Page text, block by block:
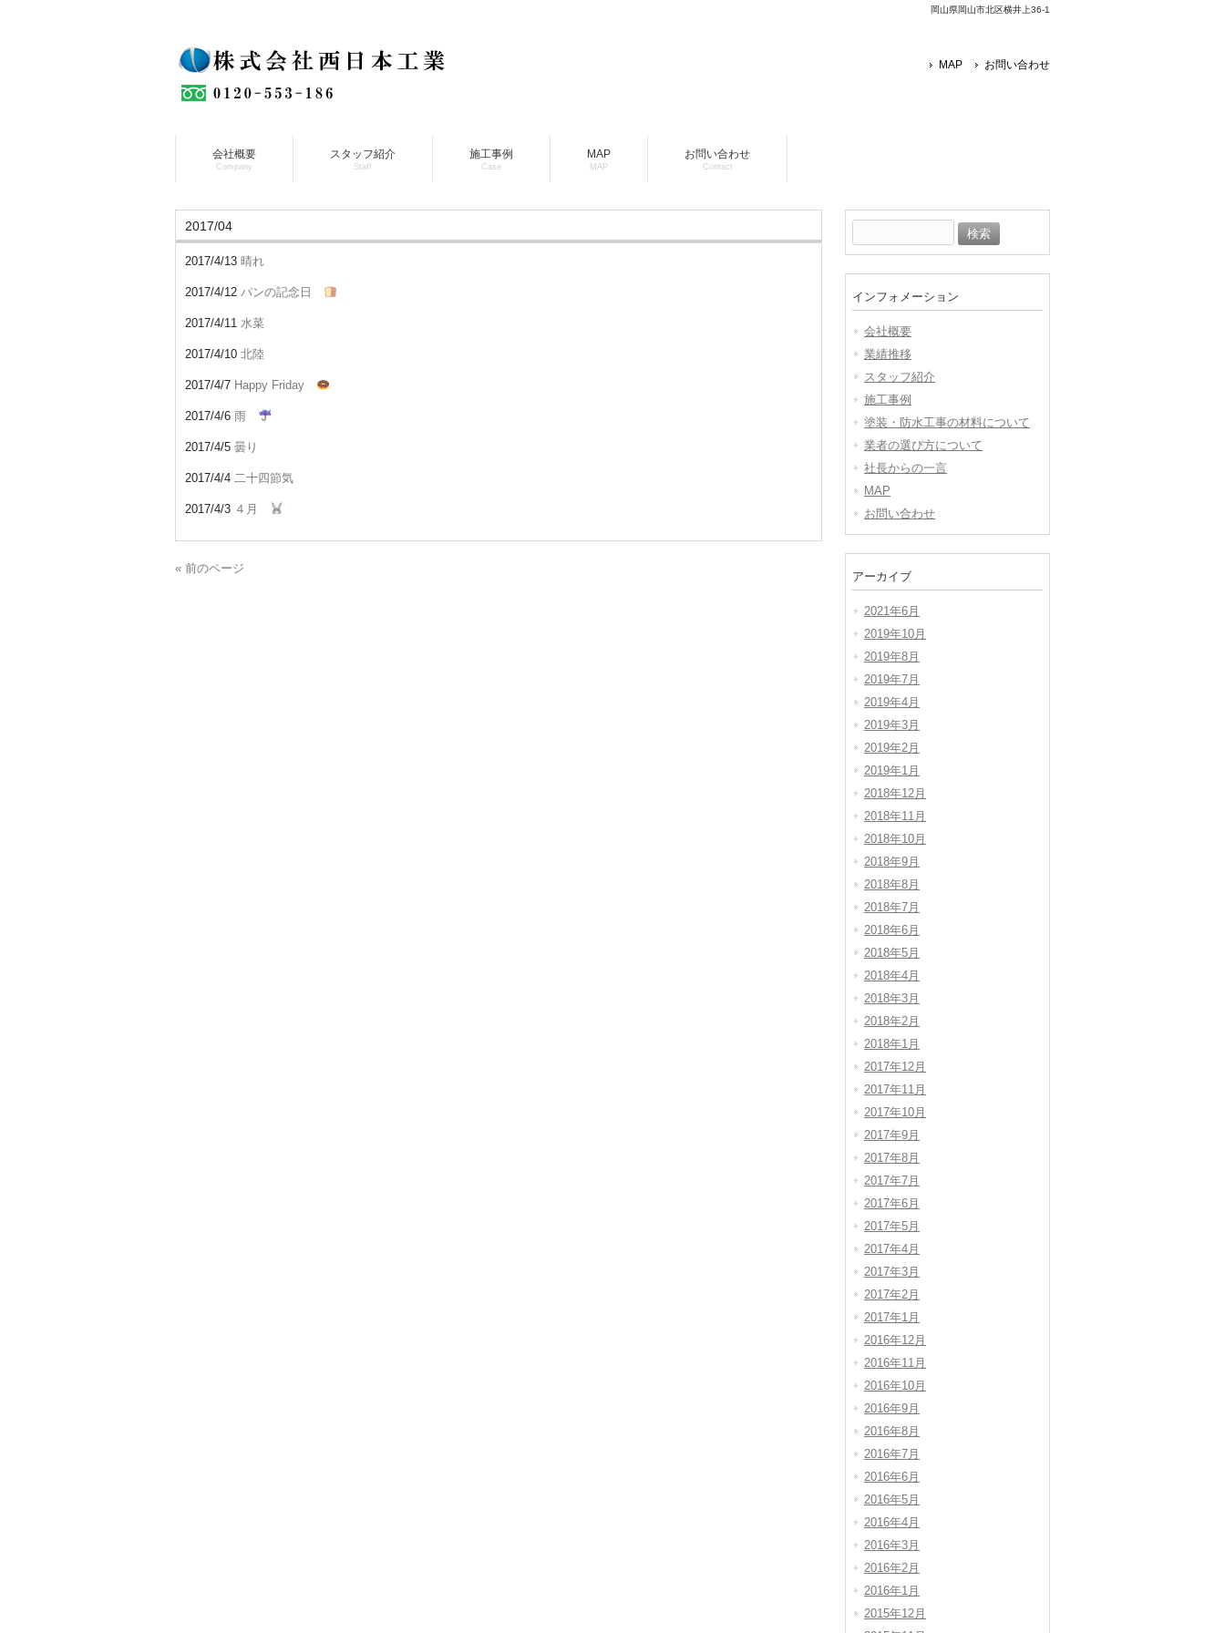
岡山県岡山市北区横井上36-1
MAP お問い合わせ
会社概要
Company
スタッフ紹介
Staff
施工事例
Case
MAP
MAP
お問い合わせ
Contact
2017/04
2017/4/13 晴れ
2017/4/12 パンの記念日
2017/4/11 水菜
2017/4/10 北陸
2017/4/7 Happy Friday
2017/4/6 雨
2017/4/5 曇り
2017/4/4 二十四節気
2017/4/3 ４月
« 前のページ
索:
インフォメーション
会社概要
業績推移
スタッフ紹介
施工事例
塗装・防水工事の材料について
業者の選び方について
社長からの一言
MAP
お問い合わせ
アーカイブ
2021年6月
2019年10月
2019年8月
2019年7月
2019年4月
2019年3月
2019年2月
2019年1月
2018年12月
2018年11月
2018年10月
2018年9月
2018年8月
2018年7月
2018年6月
2018年5月
2018年4月
2018年3月
2018年2月
2018年1月
2017年12月
2017年11月
2017年10月
2017年9月
2017年8月
2017年7月
2017年6月
2017年5月
2017年4月
2017年3月
2017年2月
2017年1月
2016年12月
2016年11月
2016年10月
2016年9月
2016年8月
2016年7月
2016年6月
2016年5月
2016年4月
2016年3月
2016年2月
2016年1月
2015年12月